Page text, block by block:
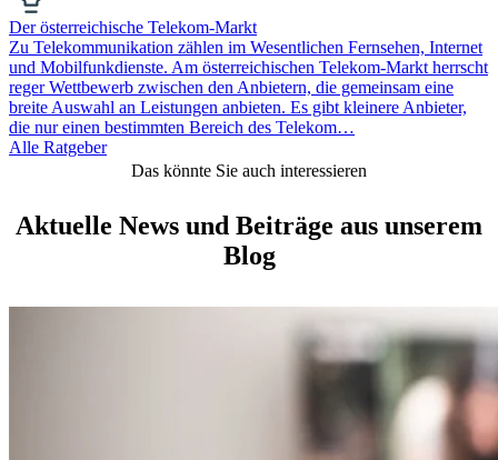
Der österreichische Telekom-Markt
Zu Telekommunikation zählen im Wesentlichen Fernsehen, Internet
und Mobilfunkdienste. Am österreichischen Telekom-Markt herrscht
reger Wettbewerb zwischen den Anbietern, die gemeinsam eine
breite Auswahl an Leistungen anbieten. Es gibt kleinere Anbieter,
die nur einen bestimmten Bereich des Telekom…
Alle Ratgeber
Das könnte Sie auch interessieren
Aktuelle News und Beiträge aus unserem
Blog